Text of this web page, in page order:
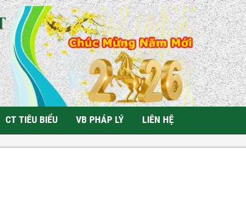
CT TIÊU BIỂU VB PHÁP LÝ LIÊN HỆ